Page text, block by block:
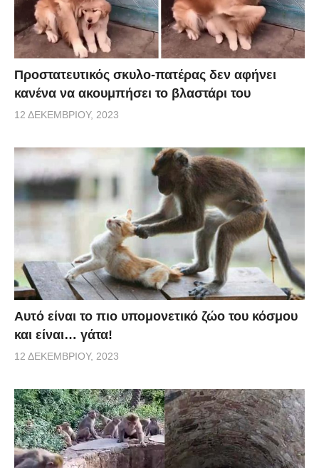
Προστατευτικός σκυλο-πατέρας δεν αφήνει
κανένα να ακουμπήσει το βλαστάρι του
12 ΔΕΚΕΜΒΡΊΟΥ, 2023
Αυτό είναι το πιο υπομονετικό ζώο του κόσμου
και είναι… γάτα!
12 ΔΕΚΕΜΒΡΊΟΥ, 2023